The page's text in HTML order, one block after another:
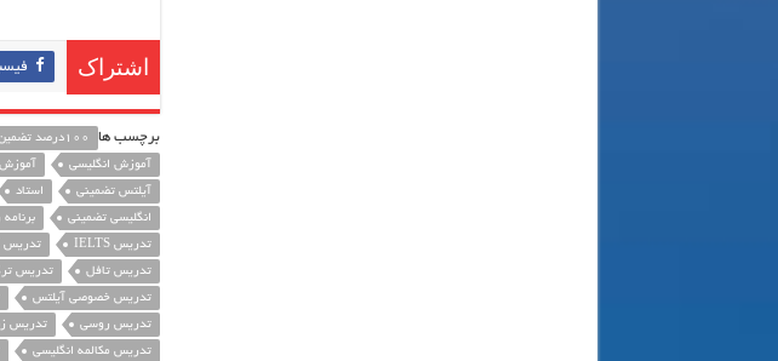
اشتراک
برچسب ها 100درصد تضمین آموزش
آموزش انگلیسی
آموزش
آیلتس تضمینی
استاد
انگلیسی تضمینی
تدریس IELTS
تدریس
تدریس تافل
تدریس
تدریس خصوصی آیلتس
تدریس روسی
تدریس
تدریس مکالمه انگلیسی